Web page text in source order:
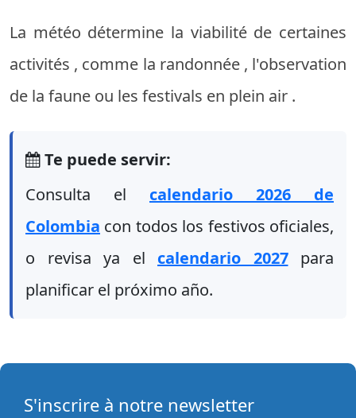
La météo détermine la viabilité de certaines
activités , comme la randonnée , l'observation
de la faune ou les festivals en plein air .
Te puede servir:
Consulta el calendario 2026 de
Colombia con todos los festivos oficiales,
o revisa ya el calendario 2027para
planificar el próximo año.
S'inscrire à notre newsletter